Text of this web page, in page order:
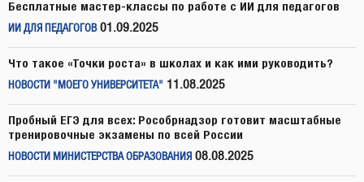
Бесплатные мастер-классы по работе с ИИ для педагогов
ИИ ДЛЯ ПЕДАГОГОВ 01.09.2025
Что такое «Точки роста» в школах и как ими руководить?
НОВОСТИ "МОЕГО УНИВЕРСИТЕТА" 11.08.2025
Пробный ЕГЭ для всех: Рособрнадзор готовит масштабные
тренировочные экзамены по всей России
НОВОСТИ МИНИСТЕРСТВА ОБРАЗОВАНИЯ 08.08.2025